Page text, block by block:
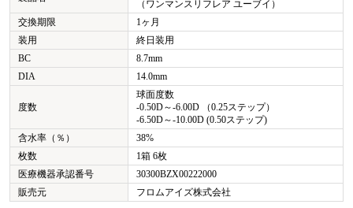
（ワンマンスリフレア ユーブイ）
交換期限
1ヶ月
装用
終日装用
BC
8.7mm
DIA
14.0mm
度数
球面度数
-0.50D～-6.00D （0.25ステップ）
-6.50D～-10.00D (0.50ステップ)
含水率（％）
38%
枚数
1箱 6枚
医療機器承認番号
30300BZX00222000
販売元
フロムアイズ株式会社